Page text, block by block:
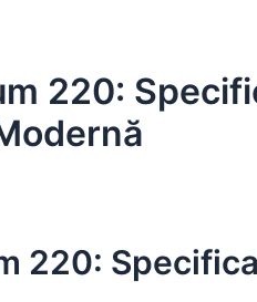
220:
220: